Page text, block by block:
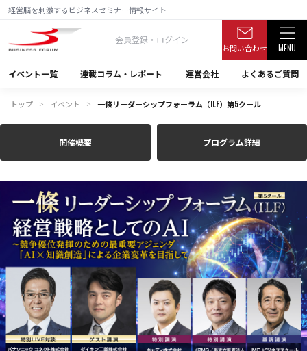
経営脳を刺激するビジネスセミナー情報サイト
会員登録・ログイン
お問い合わせ MENU
イベント一覧 連載コラム・レポート 運営会社 よくあるご質問
トップ ＞ イベント ＞ 一條リーダーシップフォーラム（ILF）第5クール
開催概要 プログラム詳細